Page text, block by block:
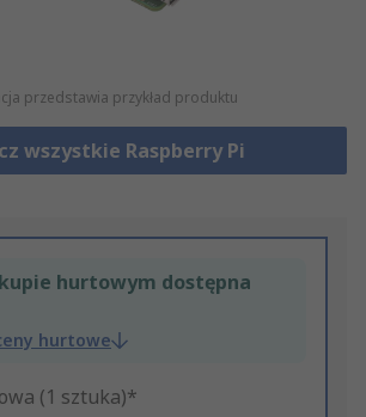
przedstawia przykład produktu
wszystkie Raspberry Pi
hurtowym dostępna
hurtowe
(1 sztuka)*